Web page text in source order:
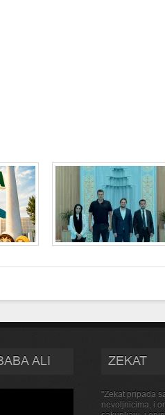
ALI ZEKAT
''Zekat pripada
nevoljnicima, i